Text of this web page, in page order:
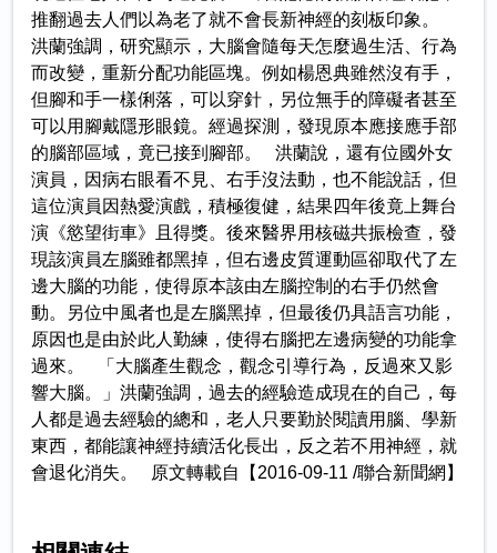
推翻過去人們以為老了就不會長新神經的刻板印象。
洪蘭強調，研究顯示，大腦會隨每天怎麼過生活、行為
而改變，重新分配功能區塊。例如楊恩典雖然沒有手，
但腳和手一樣俐落，可以穿針，另位無手的障礙者甚至
可以用腳戴隱形眼鏡。經過探測，發現原本應接應手部
的腦部區域，竟已接到腳部。 洪蘭說，還有位國外女
演員，因病右眼看不見、右手沒法動，也不能說話，但
這位演員因熱愛演戲，積極復健，結果四年後竟上舞台
演《慾望街車》且得獎。後來醫界用核磁共振檢查，發
現該演員左腦雖都黑掉，但右邊皮質運動區卻取代了左
邊大腦的功能，使得原本該由左腦控制的右手仍然會
動。另位中風者也是左腦黑掉，但最後仍具語言功能，
原因也是由於此人勤練，使得右腦把左邊病變的功能拿
過來。 「大腦產生觀念，觀念引導行為，反過來又影
響大腦。」洪蘭強調，過去的經驗造成現在的自己，每
人都是過去經驗的總和，老人只要勤於閱讀用腦、學新
東西，都能讓神經持續活化長出，反之若不用神經，就
會退化消失。 原文轉載自【2016-09-11 /聯合新聞網】